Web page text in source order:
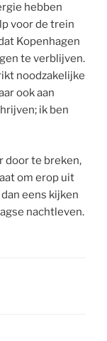
hebben
voor de trein
Kopenhagen
te verblijven.
noodzakelijke
ook aan
ik ben
door te breken,
om erop uit
eens kijken
nachtleven.